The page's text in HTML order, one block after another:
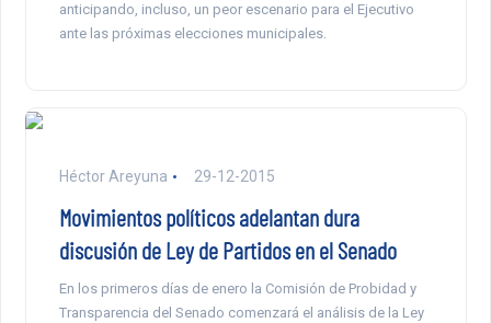
anticipando, incluso, un peor escenario para el Ejecutivo
ante las próximas elecciones municipales.
Héctor Areyuna 29-12-2015
Movimientos políticos adelantan dura
discusión de Ley de Partidos en el Senado
En los primeros días de enero la Comisión de Probidad y
Transparencia del Senado comenzará el análisis de la Ley